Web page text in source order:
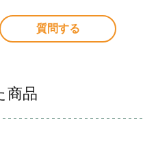
質問する
商品